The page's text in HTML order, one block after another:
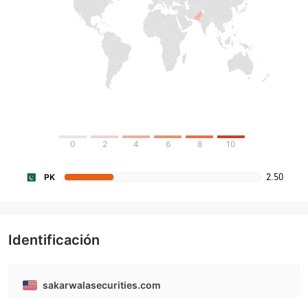
0 2 4 6 8 10
PK 2.50
Identificación
sakarwalasecurities.com